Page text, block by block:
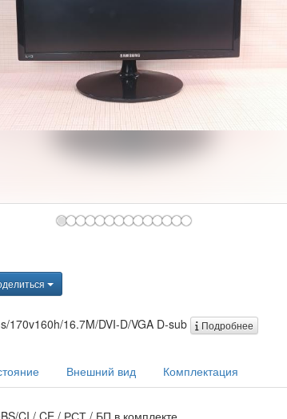
170v160h/16.7M/DVI-D/VGA D-sub Подробнее
Внешний вид Комплектация
CI / CE / РСТ / БП в комплекте